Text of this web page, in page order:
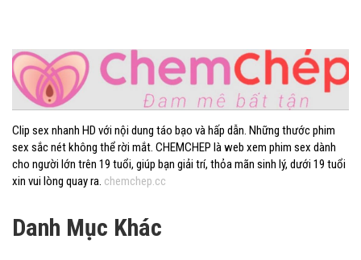
Clip sex nhanh HD với nội dung táo bạo và hấp dẫn. Những thước phim
sex sắc nét không thể rời mắt. CHEMCHEP là web xem phim sex dành
cho người lớn trên 19 tuổi, giúp bạn giải trí, thỏa mãn sinh lý, dưới 19 tuổi
xin vui lòng quay ra. chemchep.cc
Danh Mục Khác